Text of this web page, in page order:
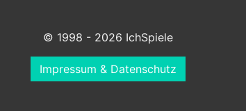
© 1998 - 2026 IchSpiele
Impressum & Datenschutz